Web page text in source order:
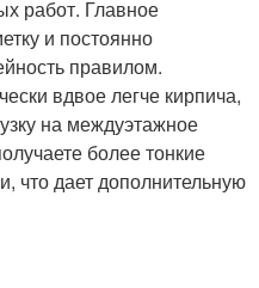
работ. Главное
и постоянно
правилом.
вдвое легче кирпича,
на междуэтажное
более тонкие
что дает дополнительную